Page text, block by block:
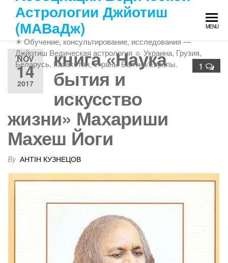
content
Астрологии Джйотиш
(МАВаДж)
☀ Обучение, консультирование, исследования —
Джйотиш Ведическая астрология ☼ Украина, Грузия,
Беларусь, Казахстан, страны Балтии/Европы.
MENU
NOV
14
2017
1
книга «Наука
бытия и
искусство
жизни» Махариши
Махеш Йоги
By АНТІН КУЗНЕЦОВ